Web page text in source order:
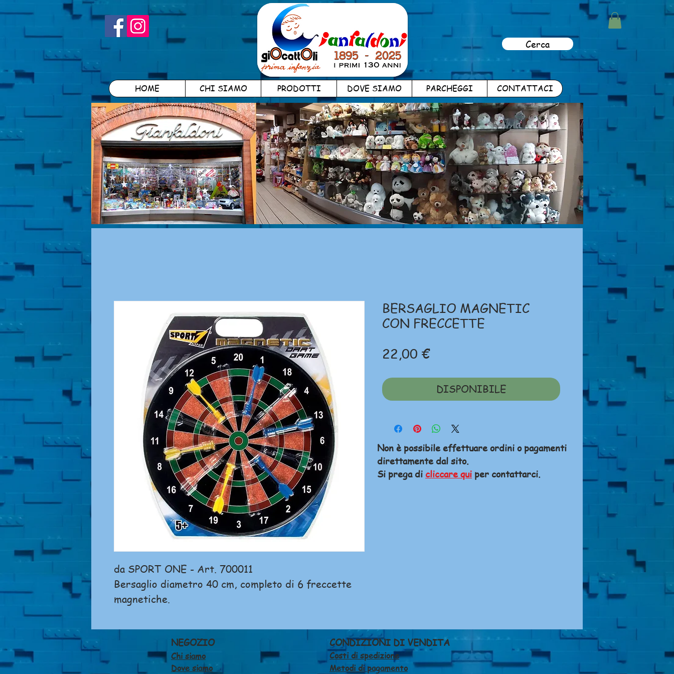
Cerca
HOME CHI SIAMO PRODOTTI DOVE SIAMO PARCHEGGI CONTATTACI
da SPORT ONE - Art. 700011
Bersaglio diametro 40 cm, completo di 6 freccette
magnetiche.
BERSAGLIO MAGNETIC
CON FRECCETTE
22,00 €Prezzo
DISPONIBILE
Non è possibile effettuare ordini o pagamenti
direttamente dal sito.
Si prega di cliccare qui per contattarci.
NEGOZIO
Chi siamo
Dove siamo
CONDIZIONI DI VENDITA
Costi di spedizione
Metodi di pagamento